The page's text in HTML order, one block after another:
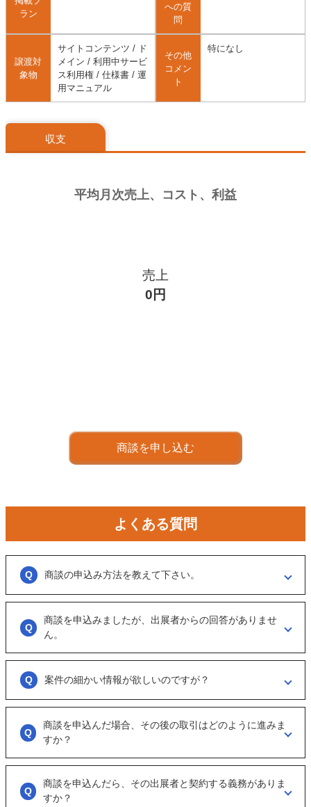
ラン
への質
問
譲渡対
象物
サイトコンテンツ / ド
メイン / 利用中サービ
ス利用権 / 仕様書 / 運
用マニュアル
その他
コメン
ト
特になし
収支
売上
0円
商談を申し込む
よくある質問
商談の申込み方法を教えて下さい。
「商談を申し込む」ボタンからお申し込みください。
商談といっても、急に条件、金額交渉を行う訳ではなくまずは、どのよ
うな事業をされているのか？
可能であれば、詳細情報を出して欲しいと連絡ください。
商談を申込みましたが、出展者からの回答がありませ
ん。
大変申し訳ございません。こちらも、回答がない出展者には返事をする
ように催促をしております。
ただ、案件を見ていない方もおられるので、数日経っても返信がない場
案件の細かい情報が欲しいのですが？
「商談を申し込む」ボタンから案件の詳細情報をリクエストしてくださ
オンラインとは言え対人のやりとりですので、丁寧な言葉遣いを心掛け
商談を申込んだ場合、その後の取引はどのように進みま
すか？
実際に出展者（仲介案件の場合、仲介担当者）とのメッセージのやりと
りになります。
具体的に購入を考えた場合は、一度、出展者とのオンライン面談を行う
商談を申込んだら、その出展者と契約する義務がありま
すか？